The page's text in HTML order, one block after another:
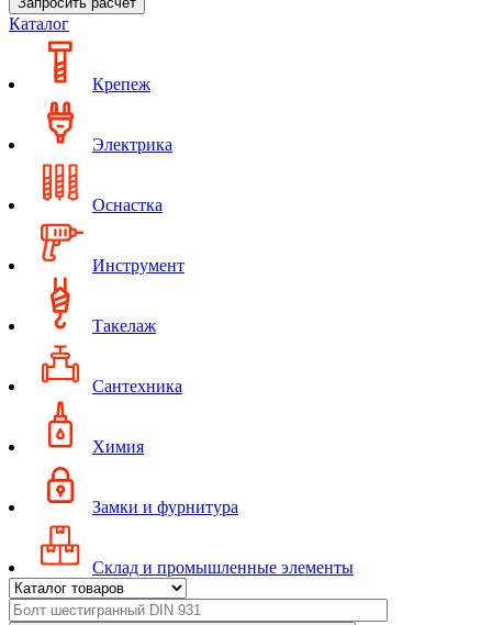
Каталог
Крепеж
Электрика
Оснастка
Инструмент
Такелаж
Сантехника
Химия
Замки и фурнитура
Склад и промышленные элементы